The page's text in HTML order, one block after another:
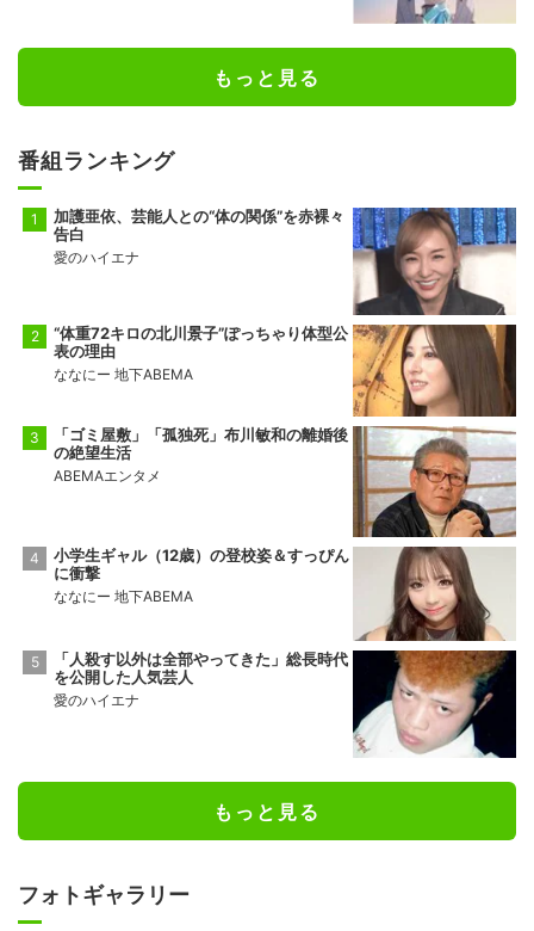
もっと見る
番組ランキング
加護亜依、芸能人との“体の関係”を赤裸々
告白
愛のハイエナ
“体重72キロの北川景子”ぽっちゃり体型公
表の理由
ななにー 地下ABEMA
「ゴミ屋敷」「孤独死」布川敏和の離婚後
の絶望生活
ABEMAエンタメ
小学生ギャル（12歳）の登校姿＆すっぴん
に衝撃
ななにー 地下ABEMA
「人殺す以外は全部やってきた」総長時代
を公開した人気芸人
愛のハイエナ
もっと見る
フォトギャラリー